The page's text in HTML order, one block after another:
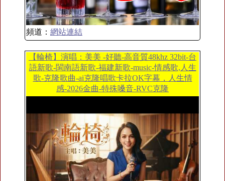
頻道： 網站連結
【輪椅】演唱：美美 -好聽-高音質48khz 32bit-台
語新歌-閩南語新歌-福建新歌-music-情感歌,人生
歌-克隆歌曲-ai克隆唱歌卡拉OK字幕，人生情
感-2026金曲-特殊嗓音-RVC克隆